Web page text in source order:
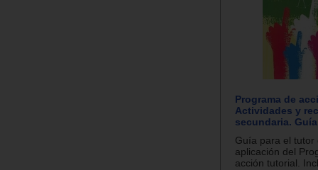
Programa de
Actividades y
secundaria.
Guía para el tutor
aplicación del
acción tutorial.